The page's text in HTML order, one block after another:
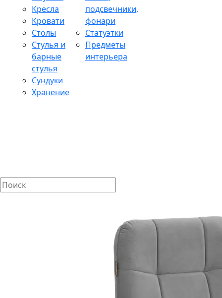
Кресла
Кровати
Столы
Стулья и
барные
стулья
Сундуки
Хранение
подсвечники,
фонари
Статуэтки
Предметы
интерьера